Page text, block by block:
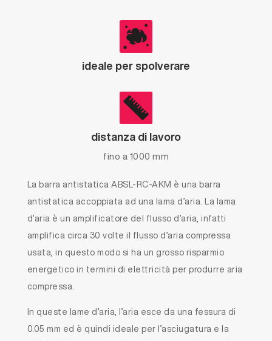
ideale per spolverare
distanza di lavoro
fino a 1000 mm
La barra antistatica ABSL-RC-AKM è una barra
antistatica accoppiata ad una lama d’aria. La lama
d’aria è un amplificatore del flusso d’aria, infatti
amplifica circa 30 volte il flusso d’aria compressa
usata, in questo modo si ha un grosso risparmio
energetico in termini di elettricità per produrre aria
compressa.
In queste lame d’aria, l’aria esce da una fessura di
0.05 mm ed è quindi ideale per l’asciugatura e la